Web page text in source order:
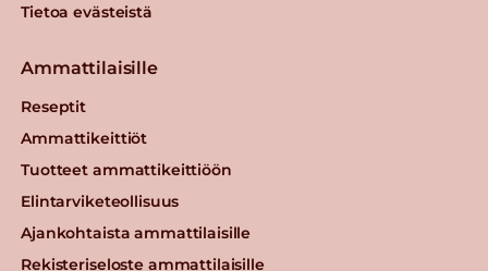
Tietoa evästeistä
Ammattilaisille
Reseptit
Ammattikeittiöt
Tuotteet ammattikeittiöön
Elintarviketeollisuus
Ajankohtaista ammattilaisille
Rekisteriseloste ammattilaisille